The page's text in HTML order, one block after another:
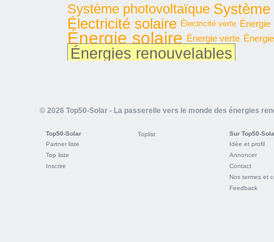
Système photovoltaïque
Électricité solaire Électricité verte Énergie
Énergie solaire Énergie verte
Énergies renouvelables
© 2026 Top50-Solar - La passerelle vers le monde des énergies
Top50-Solar
Partner liste
Top liste
Inscrire
Toplist
Sur Top50-
Idée et profil
Annoncer
Contact
Nos termes et
Feedback